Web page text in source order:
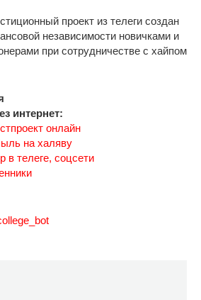
проект из телеги создан
независимости новичками и
при сотрудничестве с хайпом
интернет:
онлайн
на халяву
в телеге, соцсети